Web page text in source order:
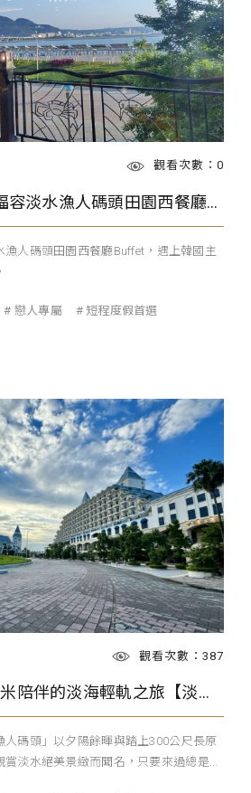
觀看次數：0
May執念與直唸-福容淡水漁人碼頭田園西餐廳Buffet～韓國美食＋三大蟹宴
漁人碼頭田園西餐廳Buffet，遇上韓國主
戀人專屬
短程度假首選
觀看次數：387
女子漾 - 新北 / 幾米陪伴的淡海輕軌之旅【淡水漁人碼頭】
人碼頭」以夕陽餘暉與踏上300公尺長原
淡水絕美景緻而聞名，只要來過總是...